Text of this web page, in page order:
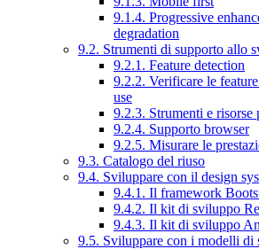
9.1.4. Progressive
degradation
9.2. Strumenti di supporto allo
9.2.1. Feature detection
9.2.2. Verificare le
use
9.2.3. Strumenti e risorse
9.2.4. Supporto browser
9.2.5. Misurare le
9.3. Catalogo del riuso
9.4. Sviluppare con il design
9.4.1. Il framework
9.4.2. Il kit di sviluppo
9.4.3. Il kit di sviluppo
9.5. Sviluppare con i modelli di